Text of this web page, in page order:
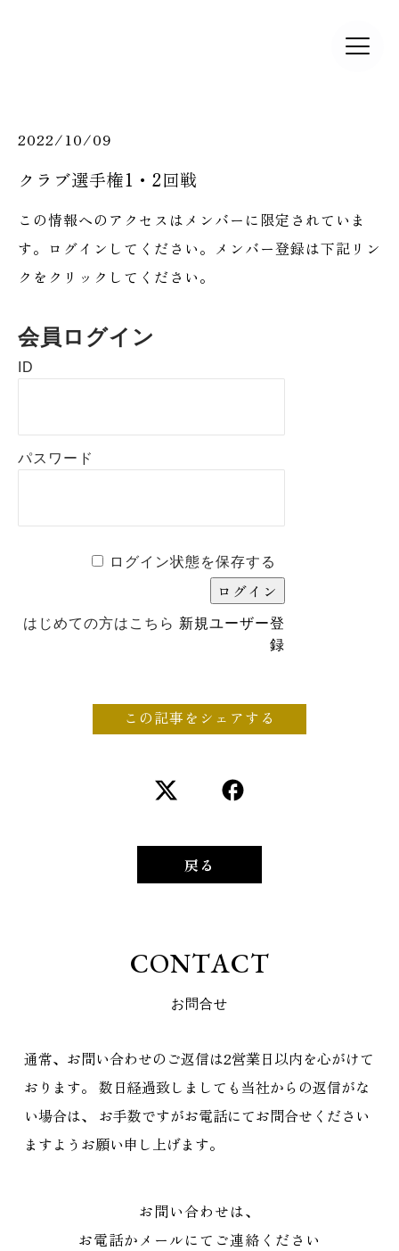
2022/10/09
クラブ選手権1・2回戦
この情報へのアクセスはメンバーに限定されていま
す。ログインしてください。メンバー登録は下記リン
クをクリックしてください。
会員ログイン
ID
パスワード
ログイン状態を保存する
はじめての方はこちら 新規ユーザー登
録
この記事をシェアする
戻る
CONTACT
お問合せ
通常、お問い合わせのご返信は2営業日以内を心がけて
おります。 数日経過致しましても当社からの返信がな
い場合は、
お手数ですがお電話にてお問合せください
ますようお願い申し上げます。
お問い合わせは、
お電話かメールにてご連絡ください